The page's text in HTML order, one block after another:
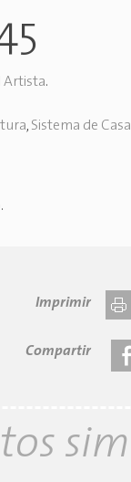
Artista.
, Sistema de
.
Imprimir
Compartir